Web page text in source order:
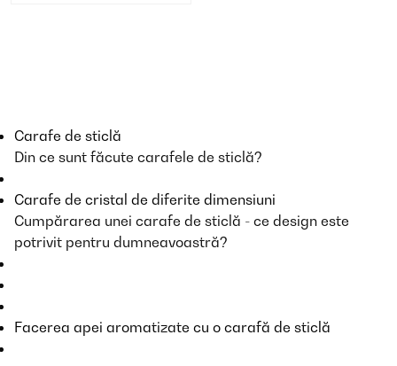
Carafe de sticlă
Din ce sunt făcute carafele de sticlă?
Carafe de cristal de diferite dimensiuni
Cumpărarea unei carafe de sticlă - ce design este
potrivit pentru dumneavoastră?
Facerea apei aromatizate cu o carafă de sticlă